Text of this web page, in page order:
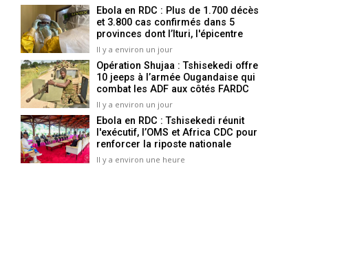
Ebola en RDC : Plus de 1.700 décès
et 3.800 cas confirmés dans 5
provinces dont l’Ituri, l'épicentre
Il y a environ un jour
Opération Shujaa : Tshisekedi offre
10 jeeps à l’armée Ougandaise qui
combat les ADF aux côtés FARDC
Il y a environ un jour
Ebola en RDC : Tshisekedi réunit
l'exécutif, l’OMS et Africa CDC pour
renforcer la riposte nationale
Il y a environ une heure